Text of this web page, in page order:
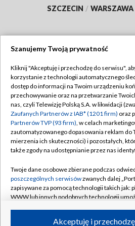
SZCZECIN / WARSZAWA
TVP
Abonament TVP
Emisja w TVP
Centrum informacji TVP
Naziemna Telewizja Cyfrowa
Rada Programowa
System NOS
Informacje o nadawcy
Regulamin
Polityka
Moje
Pomoc
Kontakt
Kanały
Szanujemy Twoją prywatność
Kliknij "Akceptuję i przechodzę do serwisu",
korzystanie z technologii automatycznego
dostęp do informacji na Twoim urządzeniu
przechowywanie oraz na przetwarzanie
nas, czyli Telewizję Polską S.A. w likwidacji
Zaufanych Partnerów z IAB* (1201 firm) oraz
Partnerów TVP (93 firm), w celach
zautomatyzowanego dopasowania reklam do
mierzenia ich skuteczności) i pozostałych,
także zgody na udostępnianie przez nas
Twoje dane osobowe zbierane podczas
poszczególnych serwisówzwanych dalej
zapisywane za pomocą technologii takich jak:
WWW lub innych podobnych technologii
ruchu w Internecie.Akceptuję i